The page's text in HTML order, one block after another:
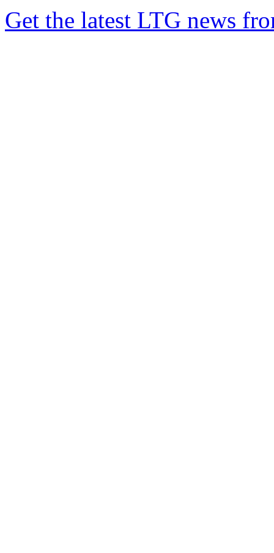
Get the latest LTG news